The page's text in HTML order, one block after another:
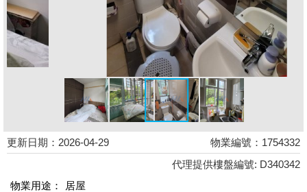
更新日期：2026-04-29
物業編號：1754332
代理提供樓盤編號: D340342
物業用途：
居屋